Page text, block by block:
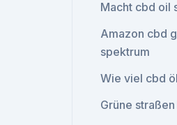
Macht cbd oil
Amazon cbd
spektrum
Wie viel cbd
Grüne